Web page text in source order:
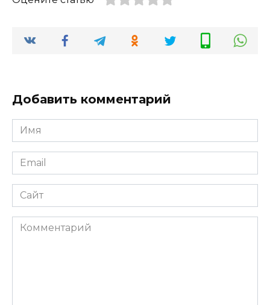
Добавить комментарий
Имя
*
Email
*
Сайт
Комментарий